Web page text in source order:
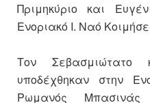
Πριμηκύριο και
Ενοριακό Ι. Ναό
Τον Σεβασμιώτατο
υποδέχθηκαν στην
Ρωμανός